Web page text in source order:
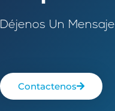
Déjenos Un Mensaje
Contactenos